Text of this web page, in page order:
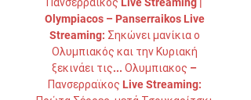
Olympiacos – Panserraikos Live
Streaming: Σηκώνει μανίκια ο
Ολυμπιακός και την Κυριακή
ξεκινάει τις... Ολυμπιακος –
Πανσερραϊκος Live Streaming: